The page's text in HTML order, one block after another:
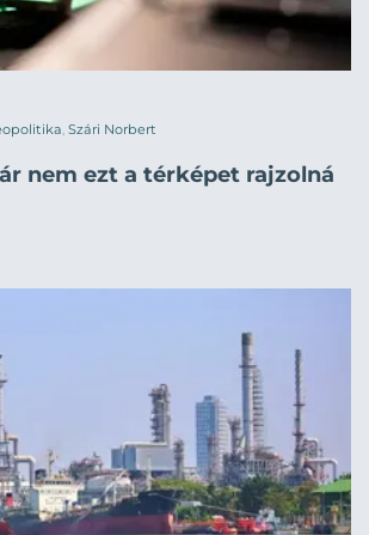
, Szári Norbert
nem ezt a térképet rajzolná